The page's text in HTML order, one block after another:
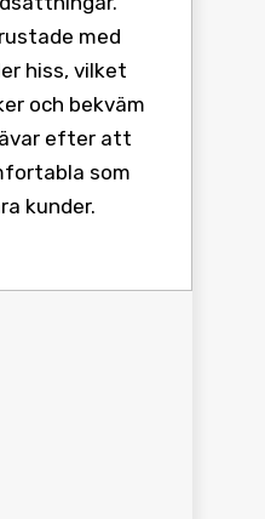
med
hiss, vilket
och bekväm
efter att
som
kunder.